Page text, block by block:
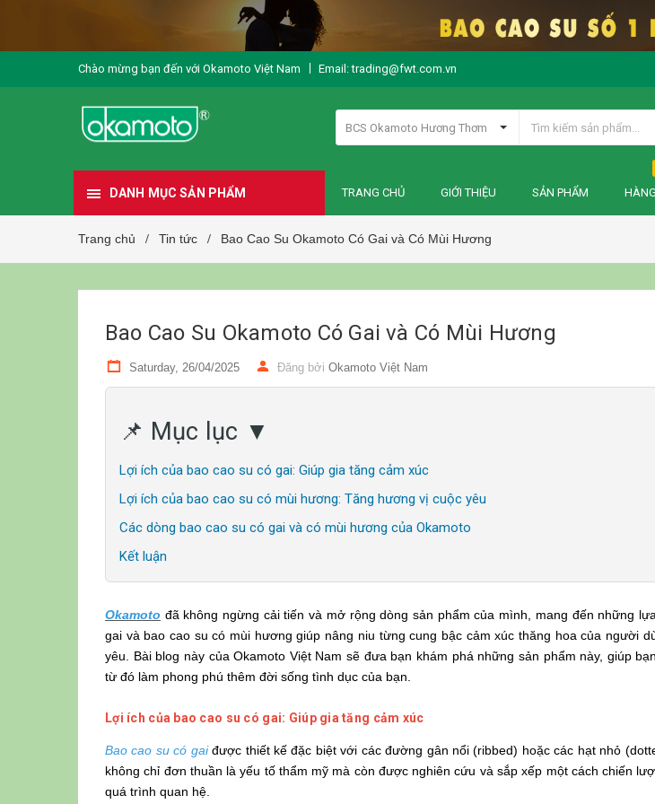
Chào mừng bạn đến với Okamoto Việt Nam Email: trading@fwt.com.vn
BCS Okamoto Hương Thơm
DANH MỤC SẢN PHẨM TRANG CHỦ GIỚI THIỆU SẢN PHẨM
Trang chủ / Tin tức / Bao Cao Su Okamoto Có Gai và Có Mùi Hương
Bao Cao Su Okamoto Có Gai và Có Mùi Hương
Saturday, 26/04/2025 Đăng bởi Okamoto Việt Nam
📌 Mục lục ▼
Lợi ích của bao cao su có gai: Giúp gia tăng cảm xúc
Lợi ích của bao cao su có mùi hương: Tăng hương vị cuộc yêu
Các dòng bao cao su có gai và có mùi hương của Okamoto
Kết luận
Okamoto đã không ngừng cải tiến và mở rộng dòng sản phẩm của mình, mang đến những
gai và bao cao su có mùi hương giúp nâng niu từng cung bậc cảm xúc thăng hoa của người
yêu. Bài blog này của Okamoto Việt Nam sẽ đưa bạn khám phá những sản phẩm này, giúp
từ đó làm phong phú thêm đời sống tình dục của bạn.
Lợi ích của bao cao su có gai: Giúp gia tăng cảm xúc
Bao cao su có gaiđược thiết kế đặc biệt với các đường gân nổi (ribbed) hoặc các hạt nhỏ
không chỉ đơn thuần là yếu tố thẩm mỹ mà còn được nghiên cứu và sắp xếp một cách chiến
quá trình quan hệ.